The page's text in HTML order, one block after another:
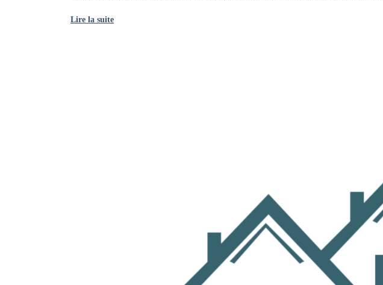
Lire la suite